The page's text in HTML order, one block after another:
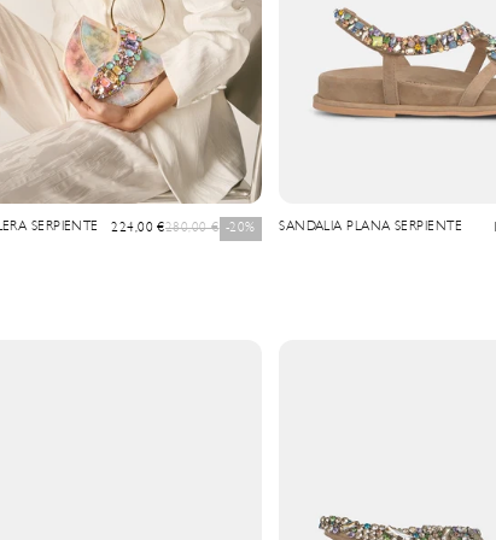
SERPIENTE Prix de vente
224,00 €Prix normal
280,00 € -20% SANDALIA PLANA SERPIENTE